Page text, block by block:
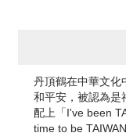
丹頂鶴在中華文化
和平安，被認為是
配上「I've been
time to be